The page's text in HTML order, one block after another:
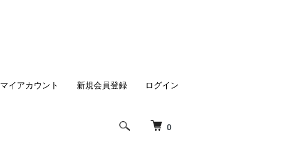
0
マイアカウント 新規会員登録 ログイン